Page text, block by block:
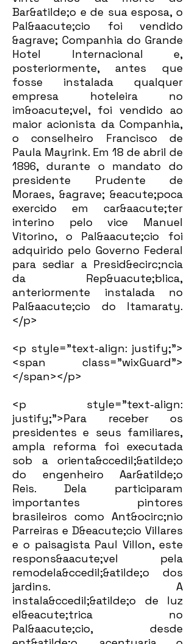
Bar&atilde;o e de sua esposa, o
Pal&aacute;cio foi vendido
&agrave; Companhia do Grande
Hotel Internacional e,
posteriormente, antes que
fosse instalada qualquer
empresa hoteleira no
im&oacute;vel, foi vendido ao
maior acionista da Companhia,
o conselheiro Francisco de
Paula Mayrink. Em 18 de abril de
1896, durante o mandato do
presidente Prudente de
Moraes, &agrave; &eacute;poca
exercido em car&aacute;ter
interino pelo vice Manuel
Vitorino, o Pal&aacute;cio foi
adquirido pelo Governo Federal
para sediar a Presid&ecirc;ncia
da Rep&uacute;blica,
anteriormente instalada no
Pal&aacute;cio do Itamaraty.
</p>
<p style="text-align: justify;">
<span class="wixGuard">​
</span></p>
<p style="text-align:
justify;">Para receber os
presidentes e seus familiares,
ampla reforma foi executada
sob a orienta&ccedil;&atilde;o
do engenheiro Aar&atilde;o
Reis. Dela participaram
importantes pintores
brasileiros como Ant&ocirc;nio
Parreiras e D&eacute;cio Villares
e o paisagista Paul Villon, este
respons&aacute;vel pela
remodela&ccedil;&atilde;o dos
jardins. A
instala&ccedil;&atilde;o de luz
el&eacute;trica no
Pal&aacute;cio, desde